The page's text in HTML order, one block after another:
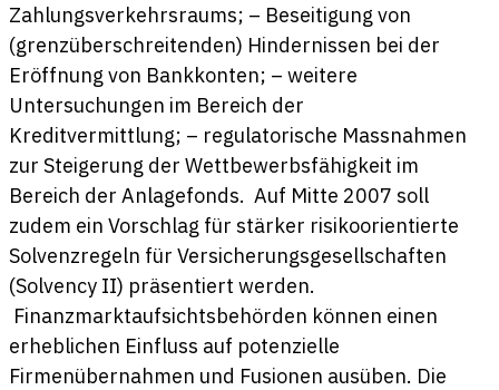
Zahlungsverkehrsraums; – Beseitigung von
(grenzüberschreitenden) Hindernissen bei der
Eröffnung von Bankkonten; – weitere
Untersuchungen im Bereich der
Kreditvermittlung; – regulatorische Massnahmen
zur Steigerung der Wettbewerbsfähigkeit im
Bereich der Anlagefonds. Auf Mitte 2007 soll
zudem ein Vorschlag für stärker risikoorientierte
Solvenzregeln für Versicherungsgesellschaften
(Solvency II) präsentiert werden.
Finanzmarktaufsichtsbehörden können einen
erheblichen Einfluss auf potenzielle
Firmenübernahmen und Fusionen ausüben. Die